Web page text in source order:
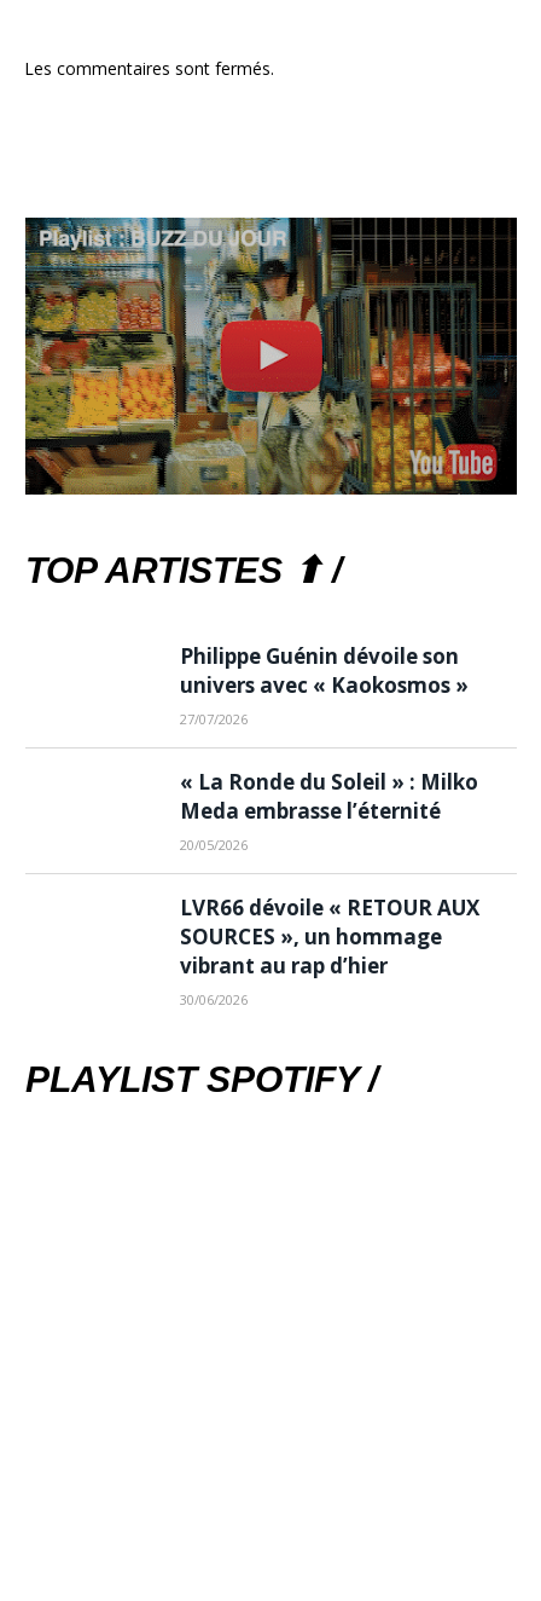
Les commentaires sont fermés.
TOP ARTISTES ⬆ /
Philippe Guénin dévoile son
univers avec « Kaokosmos »
27/07/2026
« La Ronde du Soleil » : Milko
Meda embrasse l’éternité
20/05/2026
LVR66 dévoile « RETOUR AUX
SOURCES », un hommage
vibrant au rap d’hier
30/06/2026
PLAYLIST SPOTIFY /